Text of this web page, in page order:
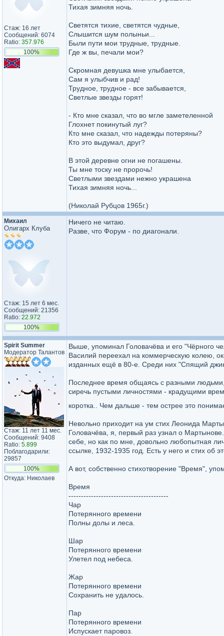
Стаж: 16 лет
Сообщений: 6074
Ratio: 357.976
100%
Тихая зимняя ночь.
Светятся тихие, светятся чудные,
Слышится шум полыньи...
Были пути мои трудные, трудные.
Где ж вы, печали мои?
Скромная девушка мне улыбается,
Сам я улыбчив и рад!
Трудное, трудное - все забывается,
Светлые звезды горят!
- Кто мне сказал, что во мгле заметеленной
Глохнет покинутый луг?
Кто мне сказал, что надежды потеряны?
Кто это выдумал, друг?
В этой деревне огни не погашены.
Ты мне тоску не пророчь!
Светлыми звездами нежно украшена
Тихая зимняя ночь...
(Николай Рубцов 1965г.)
Михаил
Олигарх Клуба
Стаж: 15 лет 6 мес.
Сообщений: 21356
Ratio: 22.972
100%
Ничего не читаю.
Разве, что Форум - по диагонали.
Spirit Summer
Модератор Талантов
Стаж: 11 лет 11 мес.
Сообщений: 9408
Ratio: 5.899
Поблагодарили:
29857
100%
Откуда: Николаев
Выше, упоминал Головачёва и его "Чёрного
Василий переехал на коммерческую колею,
изданных ещё в 80-е. Среди них "Спящий
Последнее время общаясь с разными
сиречь пустыми личностями - крадущими
коротка.. Чем дальше - тем острее это
Невольно приходит на ум стих Леонида
Головачёва, я, первый раз узнал о
себе, но как по мне, довольно любопытная
ссылке, 1932-1935 год. Есть у него и стих об
А вот, собственно стихотворение "Время",
Время
----------------------------------------
Чар
Потерянного времени
Полны долы и леса.
Шар
Потерянного времени
Улетел под небеса.
Жар
Потерянного времени
Сохранить не удалось.
Пар
Потерянного времени
Испускает паровоз.